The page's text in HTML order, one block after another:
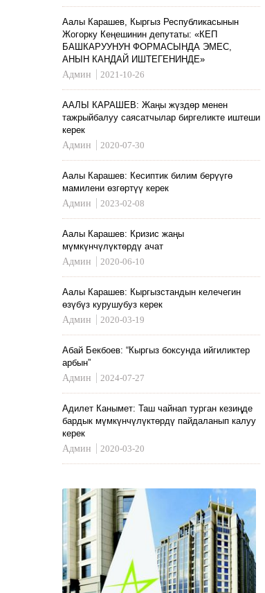
Аалы Карашев, Кыргыз Республикасынын
Жогорку Кеңешинин депутаты: «КЕП
БАШКАРУУНУН ФОРМАСЫНДА ЭМЕС,
АНЫН КАНДАЙ ИШТЕГЕНИНДЕ»
Админ
2021-10-26
ААЛЫ КАРАШЕВ: Жаңы жүздөр менен
тажрыйбалуу саясатчылар биргеликте иштеши
керек
Админ
2020-07-30
Аалы Карашев: Кесиптик билим берүүгө
мамилени өзгөртүү керек
Админ
2023-02-08
Аалы Карашев: Кризис жаңы
мүмкүнчүлүктөрдү ачат
Админ
2020-06-10
Аалы Карашев: Кыргызстандын келечегин
өзүбүз курушубуз керек
Админ
2020-03-19
Абай Бекбоев: “Кыргыз боксунда ийгиликтер
арбын”
Админ
2024-07-27
Адилет Канымет: Таш чайнап турган кезиңде
бардык мүмкүнчүлүктөрдү пайдаланып калуу
керек
Админ
2020-03-20